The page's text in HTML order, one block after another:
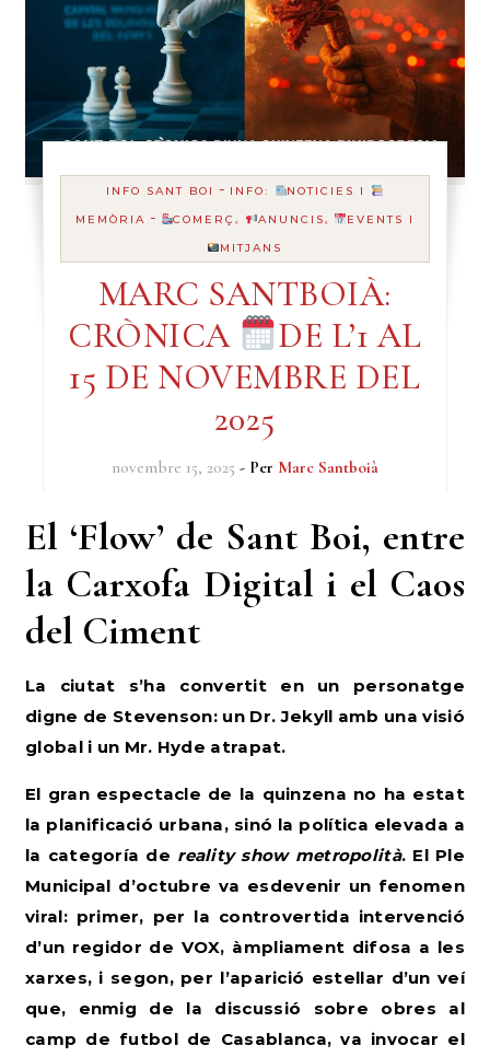
INFO SANT BOI - INFO:
NOTICIES I
MEMÒRIA - COMERÇ, ANUNCIS,
EVENTS I
MITJANS
MARC SANTBOIÀ:
CRÒNICA
DE L’1 AL
15 DE NOVEMBRE DEL
2025
novembre 15, 2025 - Per Marc Santboià
El ‘Flow’ de Sant Boi, entre
la Carxofa Digital i el Caos
del Ciment
La ciutat s’ha convertit en un personatge
digne de Stevenson: un Dr. Jekyll amb una visió
global i un Mr. Hyde atrapat.
El gran espectacle de la quinzena no ha estat
la planificació urbana, sinó la política elevada a
la categoría de reality show metropolità. El Ple
Municipal d’octubre va esdevenir un fenomen
viral: primer, per la controvertida intervenció
d’un regidor de VOX, àmpliament difosa a les
xarxes, i segon, per l’aparició estel·lar d’un veí
que, enmig de la discussió sobre obres al
camp de futbol de Casablanca, va invocar el